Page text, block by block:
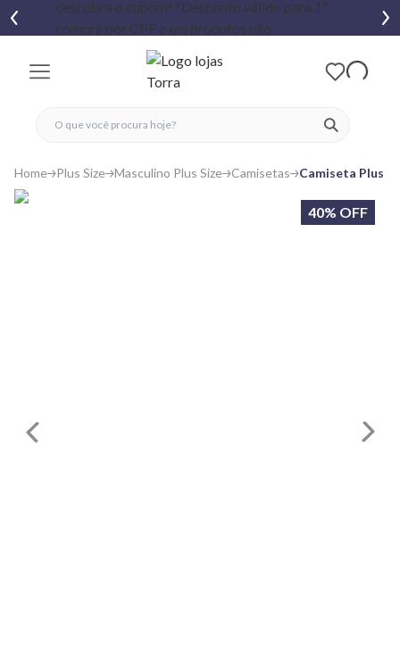
ver
fechar menu
fechar menu
favoritos
Home Plus Size Masculino Plus Size Camisetas Camiseta Plus
40% OFF